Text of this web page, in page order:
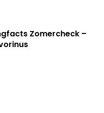
Zomercheck –